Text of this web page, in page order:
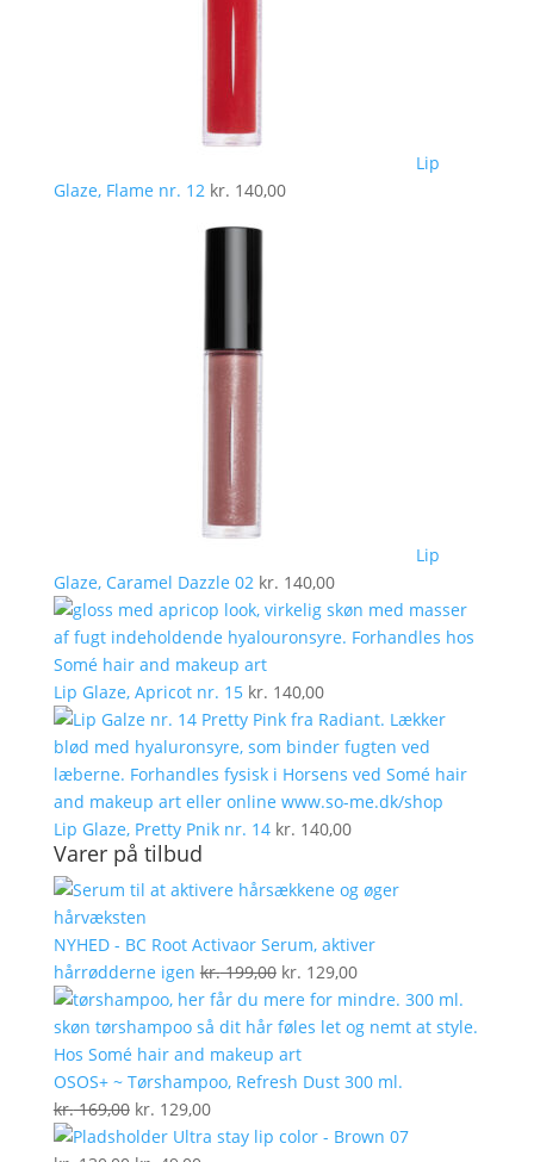
Lip
Glaze, Flame nr. 12 kr. 140,00
Lip
Glaze, Caramel Dazzle 02 kr. 140,00
Lip Glaze, Apricot nr. 15 kr. 140,00
Lip Glaze, Pretty Pnik nr. 14 kr. 140,00
Varer på tilbud
NYHED - BC Root Activaor Serum, aktiver
hårrødderne igen kr.199,00 Den
oprindelige
pris
var:
kr. 199,00.
kr. 129,00Den
aktuelle
pris
kr. 129,00.
OSOS+ ~ Tørshampoo, Refresh Dust 300 ml.
kr.169,00 Den
oprindelige
kr. 129,00Den
aktuelle
Ultra stay lip color - Brown 07